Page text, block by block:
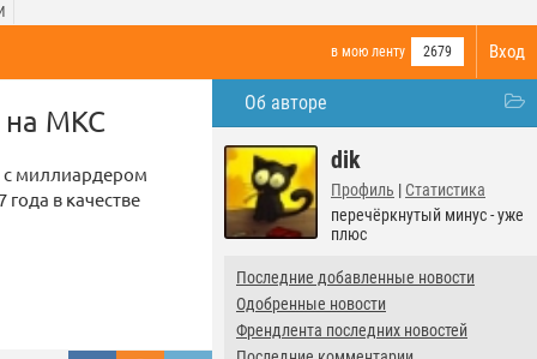
Вход
в мою ленту 2679
Об авторе
dik
Профиль | Статистика
перечёркнутый минус - уже
плюс
Последние добавленные новости
Одобренные новости
Френдлента последних новостей
на МКС
с миллиардером
в качестве